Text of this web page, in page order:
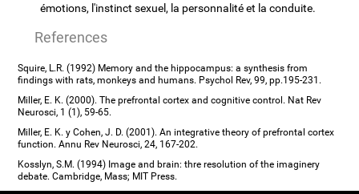
émotions, l'instinct sexuel, la personnalité et la conduite.
References
Squire, L.R. (1992) Memory and the hippocampus: a synthesis from
findings with rats, monkeys and humans. Psychol Rev, 99, pp.195-231.
Miller, E. K. (2000). The prefrontal cortex and cognitive control. Nat Rev
Neurosci, 1 (1), 59-65.
Miller, E. K. y Cohen, J. D. (2001). An integrative theory of prefrontal cortex
function. Annu Rev Neurosci, 24, 167-202.
Kosslyn, S.M. (1994) Image and brain: thre resolution of the imaginery
debate. Cambridge, Mass; MIT Press.